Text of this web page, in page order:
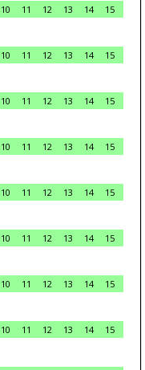
10 11 12 13 14
15
10 11 12 13 14
15
10 11 12 13 14
15
10 11 12 13 14
15
10 11 12 13 14
15
10 11 12 13 14
15
10 11 12 13 14
15
10 11 12 13 14
15